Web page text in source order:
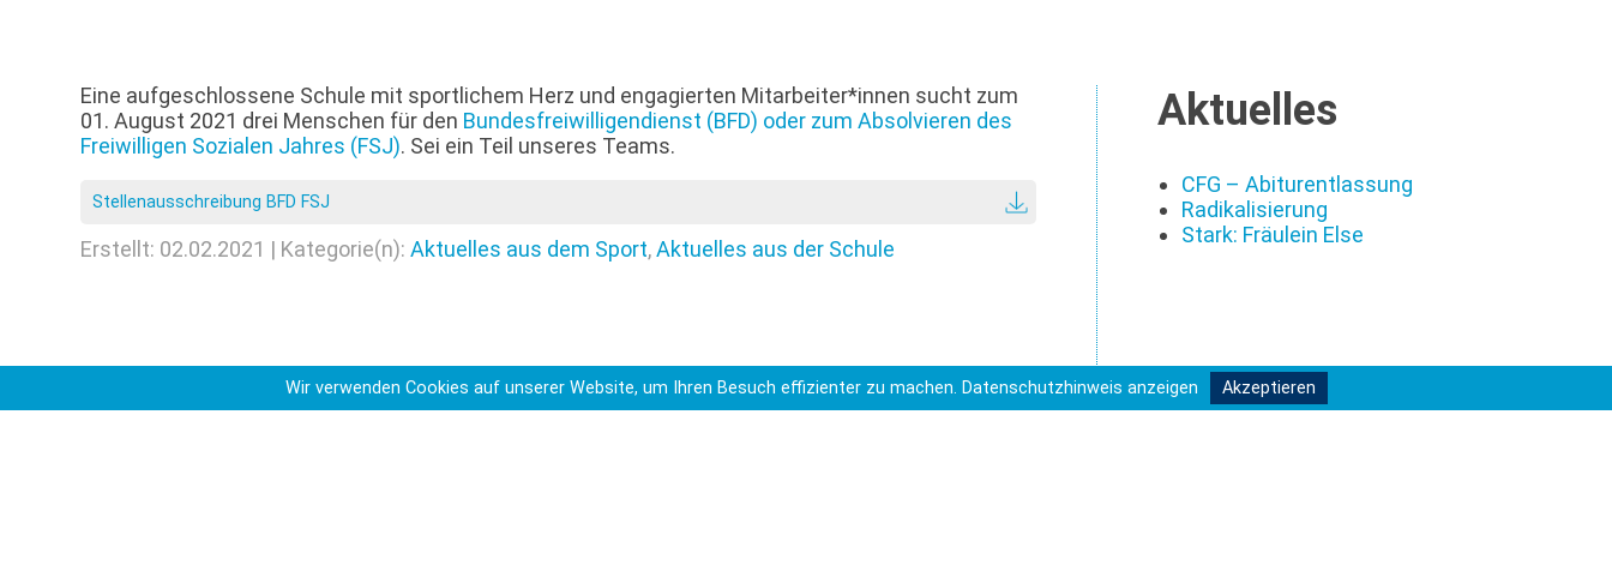
Eine aufgeschlossene Schule mit sportlichem Herz und engagierten Mitarbeiter*innen sucht zum
01. August 2021 drei Menschen für den Bundesfreiwilligendienst (BFD) oder zum Absolvieren des
Freiwilligen Sozialen Jahres (FSJ). Sei ein Teil unseres Teams.
Stellenausschreibung BFD FSJ
Erstellt: 02.02.2021 | Kategorie(n):Aktuelles aus dem Sport,Aktuelles aus der Schule
Aktuelles
CFG – Abiturentlassung
Radikalisierung
Stark: Fräulein Else
Wir verwenden Cookies auf unserer Website, um Ihren Besuch effizienter zu machen. Datenschutzhinweis anzeigen Akzeptieren